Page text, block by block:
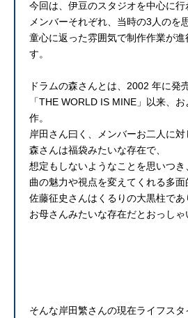
今回は、伊豆のスタジオを中心に行
メンバーそれぞれ、当時の3人のを
童心に返った雰囲気で制作作業が
す。
ドラムの森さんとは、2002 年に発
「THE WORLD IS MINE」以来、
作。
岸田さん曰く、メンバーお二人に対
森さんは福袋みたいな存在で、
想定もしないようなことを思いつき
曲の魅力や視点を変えてくれる多面
佐藤征史さんはくるりの大黒柱であ
お母さんみたいな存在だとおっしゃ
そんな岸田繁さんの現在ライフスタ